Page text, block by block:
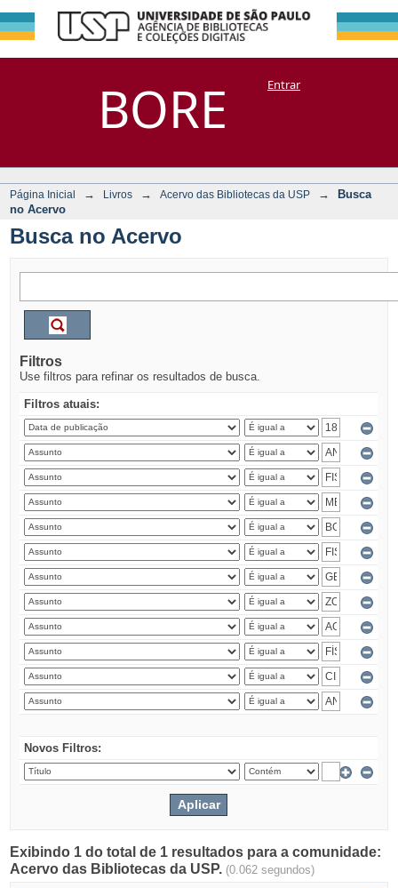
BORE
Busca no Acervo
DSpace/Manakin + CoriscoEntrar
Página Inicial → Livros → Acervo das Bibliotecas da USP →
Busca
no Acervo
Busca no Acervo
Filtros
Use filtros para refinar os resultados de busca.
Filtros atuais:
Novos Filtros:
Exibindo 1 do total de 1 resultados para a comunidade:
Acervo das Bibliotecas da USP. (0.062 segundos)